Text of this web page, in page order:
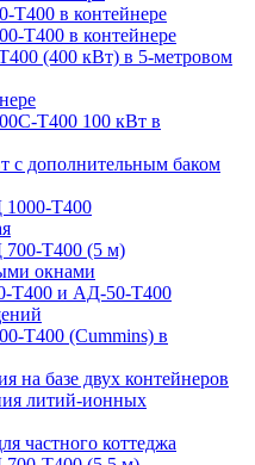
Т400 в контейнере
Т400 в контейнере
(400 кВт) в 5-метровом
Т400 100 кВт в
с дополнительным баком
Т400
Т400 (5 м)
окнами
Т400 и АД-50-Т400
Т400 (Cummins) в
на базе двух контейнеров
литий-ионных
частного коттеджа